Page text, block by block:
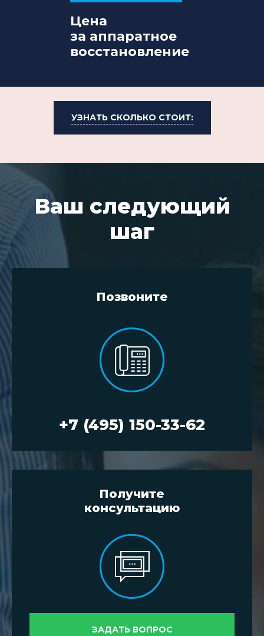
Цена
за аппаратное
восстановление
УЗНАТЬ СКОЛЬКО СТОИТ:
Ваш следующий
шаг
Позвоните
+7 (495) 150-33-62
Получите
консультацию
ЗАДАТЬ ВОПРОС